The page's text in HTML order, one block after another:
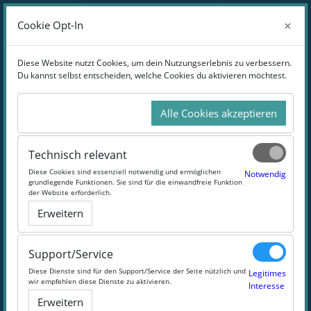
Zum Hauptinhalt
Website-Übersicht
Anmelden
Unsere Hygieneschulungen - Bereit zum
#Hygiene #Schulung #Bakterien
Cookie Opt-In ×
Diese Website nutzt Cookies, um dein Nutzungserlebnis zu verbessern.
Du kannst selbst entscheiden, welche Cookies du aktivieren möchtest.
Alle Cookies akzeptieren
Technisch relevant
Diese Cookies sind essenziell notwendig und ermöglichen
grundlegende Funktionen. Sie sind für die einwandfreie Funktion
der Website erforderlich.
Notwendig
Erweitern
Support/Service
Diese Dienste sind für den Support/Service der Seite nützlich und
wir empfehlen diese Dienste zu aktivieren.
Legitimes
Interesse
Erweitern
Cookie Opt-In ×
Diese Website nutzt Cookies, um dein Nutzungserlebnis zu verbessern.
Du kannst selbst entscheiden, welche Cookies du aktivieren möchtest.
Alle Cookies akzeptieren
Technisch relevant
Diese Cookies sind essenziell notwendig und ermöglichen
grundlegende Funktionen. Sie sind für die einwandfreie Funktion
der Website erforderlich.
Notwendig
Erweitern
Support/Service
Diese Dienste sind für den Support/Service der Seite nützlich und
wir empfehlen diese Dienste zu aktivieren.
Legitimes
Interesse
Erweitern